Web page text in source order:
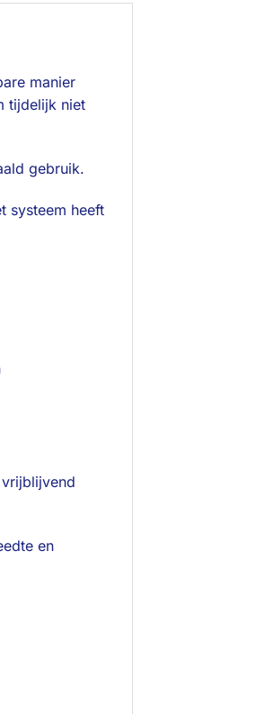
manier
tijdelijk niet
gebruik.
systeem heeft
en